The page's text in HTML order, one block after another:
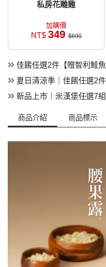
私房花雕雞
加購價
NT$ 349$690
佳餚任選2件【贈智利鮭魚
夏日清涼季｜佳餚任選2件
新品上市｜米漢堡任選7
商品介紹 商品標示